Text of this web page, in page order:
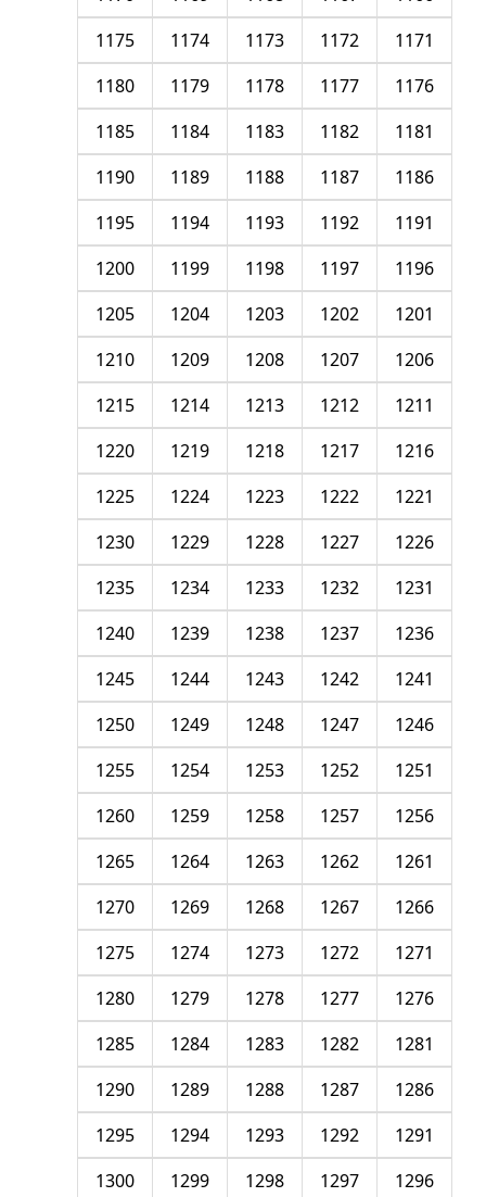
1171
1172
1173
1174
1175
1176
1177
1178
1179
1180
1181
1182
1183
1184
1185
1186
1187
1188
1189
1190
1191
1192
1193
1194
1195
1196
1197
1198
1199
1200
1201
1202
1203
1204
1205
1206
1207
1208
1209
1210
1211
1212
1213
1214
1215
1216
1217
1218
1219
1220
1221
1222
1223
1224
1225
1226
1227
1228
1229
1230
1231
1232
1233
1234
1235
1236
1237
1238
1239
1240
1241
1242
1243
1244
1245
1246
1247
1248
1249
1250
1251
1252
1253
1254
1255
1256
1257
1258
1259
1260
1261
1262
1263
1264
1265
1266
1267
1268
1269
1270
1271
1272
1273
1274
1275
1276
1277
1278
1279
1280
1281
1282
1283
1284
1285
1286
1287
1288
1289
1290
1291
1292
1293
1294
1295
1296
1297
1298
1299
1300